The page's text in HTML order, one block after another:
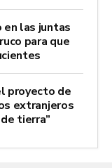
en las juntas
para que
proyecto de
extranjeros
tierra”